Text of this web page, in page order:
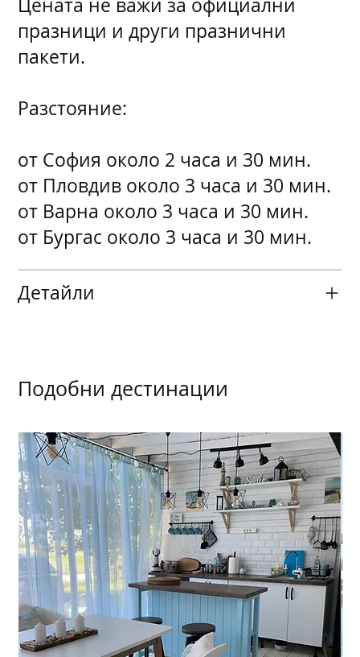
Цената не важи за официални
празници и други празнични
пакети.
Разстояние:
от София около 2 часа и 30 мин.
от Пловдив около 3 часа и 30 мин.
от Варна около 3 часа и 30 мин.
от Бургас около 3 часа и 30 мин.
Детайли
Подобни дестинации